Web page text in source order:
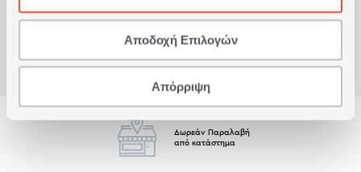
Αποδοχή Επιλογών
Απόρριψη
Δωρεάν Παραλαβή
από κατάστημα